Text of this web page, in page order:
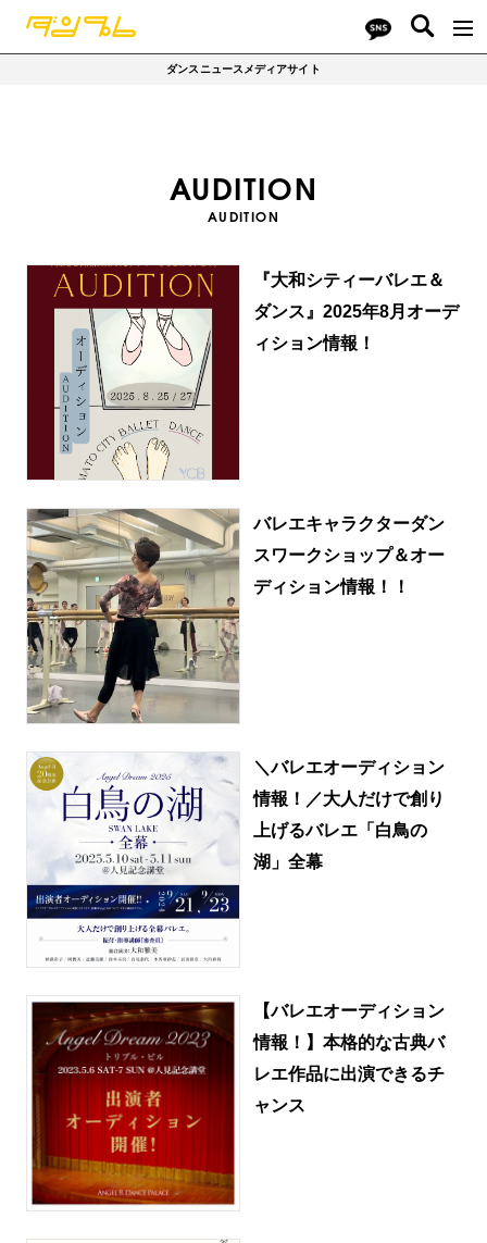
ダンスニュースメディアサイト
AUDITION
AUDITION
『大和シティーバレエ＆
ダンス』2025年8月オーデ
ィション情報！
バレエキャラクターダン
スワークショップ＆オー
ディション情報！！
＼バレエオーディション
情報！／大人だけで創り
上げるバレエ「白鳥の
湖」全幕
【バレエオーディション
情報！】本格的な古典バ
レエ作品に出演できるチ
ャンス